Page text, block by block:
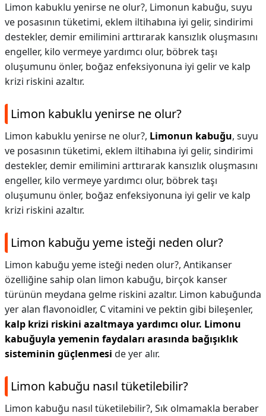
Limon kabuklu yenirse ne olur?, Limonun kabuğu, suyu
ve posasının tüketimi, eklem iltihabına iyi gelir, sindirimi
destekler, demir emilimini arttırarak kansızlık oluşmasını
engeller, kilo vermeye yardımcı olur, böbrek taşı
oluşumunu önler, boğaz enfeksiyonuna iyi gelir ve kalp
krizi riskini azaltır.
Limon kabuklu yenirse ne olur?
Limon kabuklu yenirse ne olur?, Limonun kabuğu, suyu
ve posasının tüketimi, eklem iltihabına iyi gelir, sindirimi
destekler, demir emilimini arttırarak kansızlık oluşmasını
engeller, kilo vermeye yardımcı olur, böbrek taşı
oluşumunu önler, boğaz enfeksiyonuna iyi gelir ve kalp
krizi riskini azaltır.
Limon kabuğu yeme isteği neden olur?
Limon kabuğu yeme isteği neden olur?, Antikanser
özelliğine sahip olan limon kabuğu, birçok kanser
türünün meydana gelme riskini azaltır. Limon kabuğunda
yer alan flavonoidler, C vitamini ve pektin gibi bileşenler,
kalp krizi riskini azaltmaya yardımcı olur. Limonu
kabuğuyla yemenin faydaları arasında bağışıklık
sisteminin güçlenmesi de yer alır.
Limon kabuğu nasıl tüketilebilir?
Limon kabuğu nasıl tüketilebilir?, Sık olmamakla beraber